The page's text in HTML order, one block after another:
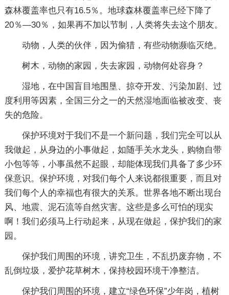
森林覆盖率也只有16.5％。地球森林覆盖率已经下降了
20％—30％，如果再不加以节制，人类将失去这个朋友。
动物，人类的伙伴，因为偷猎，有些动物濒临灭绝。
树木，动物的家园，失去家园，动物何处容身？
湿地，在中国盲目地围垦、掠夺开发、污染加剧、过
度利用等因素，全国三分之一的天然湿地面临被改变、丧
失的危险。
保护环境对于我们不是一个新问题，我们完全可以从
我做起，从身边的小事做起，如随手关水龙头，购物自带
小包等等，小事虽然不起眼，却能体现我们具备了多少环
保意识。保护环境，对我们每个人来说都很重要，而且对
我们每个人的幸福也有很大的关系。世界各地不断出现台
风、地震、泥石流等自然灾害。这些是多么可怕的现实
啊！我们必须马上行动起来，从现在做起，保护我们的家
园。
保护我们周围的环境，讲究卫生，不乱扔废弃物，不
乱倒垃圾，爱护花草树木，保持校园环境干净整洁。
保护我们周围的环境，建立“绿色环保”少年岗，植树